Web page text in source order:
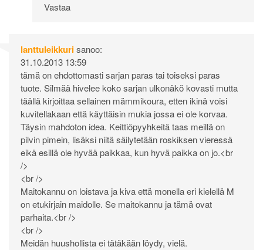
Vastaa
lanttuleikkurisanoo:
31.10.2013 13:59
tämä on ehdottomasti sarjan paras tai toiseksi paras
tuote. Silmää hivelee koko sarjan ulkonäkö kovasti mutta
täällä kirjoittaa sellainen mämmikoura, etten ikinä voisi
kuvitellakaan että käyttäisin mukia jossa ei ole korvaa.
Täysin mahdoton idea. Keittiöpyyhkeitä taas meillä on
pilvin pimein, lisäksi niitä säilytetään roskiksen vieressä
eikä esillä ole hyvää paikkaa, kun hyvä paikka on jo.<br
/>
<br />
Maitokannu on loistava ja kiva että monella eri kielellä M
on etukirjain maidolle. Se maitokannu ja tämä ovat
parhaita.<br />
<br />
Meidän huushollista ei tätäkään löydy, vielä.